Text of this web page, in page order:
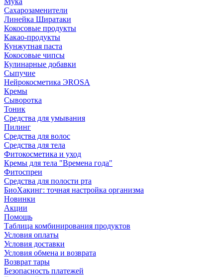
Сахарозаменители
Линейка Ширатаки
Кокосовые продукты
Какао-продукты
Кунжутная паста
Кокосовые чипсы
Кулинарные добавки
Сыпучие
Нейрокосметика ЭROSA
Кремы
Сыворотка
Тоник
Средства для умывания
Пилинг
Средства для волос
Средства для тела
Фитокосметика и уход
Кремы для тела "Времена года"
Фитоспреи
Средства для полости рта
БиоХакинг: точная настройка организма
Новинки
Акции
Помощь
Таблица комбинирования продуктов
Условия оплаты
Условия доставки
Условия обмена и возврата
Возврат тары
Безопасность платежей